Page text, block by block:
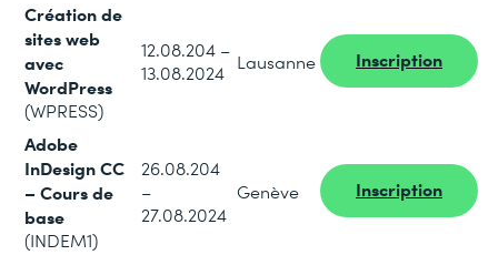
Création de
sites web
avec
WordPress
(WPRESS)
12.08.204 –
13.08.2024 Lausanne Inscription
Adobe
InDesign CC
– Cours de
base
(INDEM1)
26.08.204
–
27.08.2024
Genève Inscription